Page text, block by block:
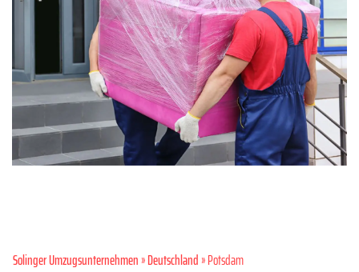
Solinger Umzugsunternehmen»Deutschland» Potsdam